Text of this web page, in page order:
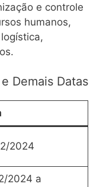
e controle
humanos,
Demais Datas
2024
2024 a